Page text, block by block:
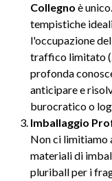
Collegno è
tempistiche
l'occupazione
traffico limitato
profonda
anticipare e
burocratico o
Imballaggio
Non ci limitiamo
materiali di
pluriball per i